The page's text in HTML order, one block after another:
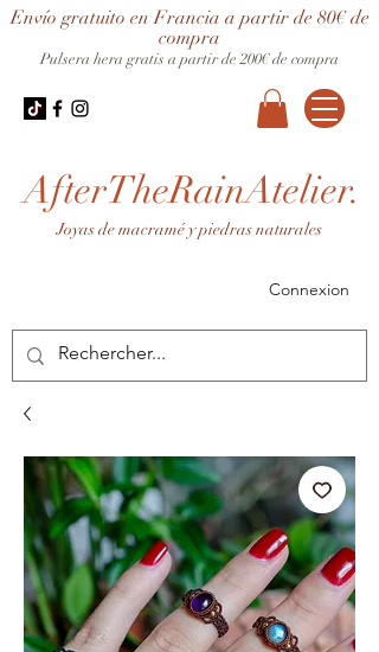
AfterTheRainAtelier.
Joyas de macramé y piedras naturales
Connexion
Envío gratuito en Francia a partir de 80€ de
compra
Pulsera hera gratis a partir de 200€ de compra